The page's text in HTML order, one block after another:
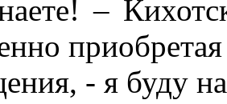
–
- я буду